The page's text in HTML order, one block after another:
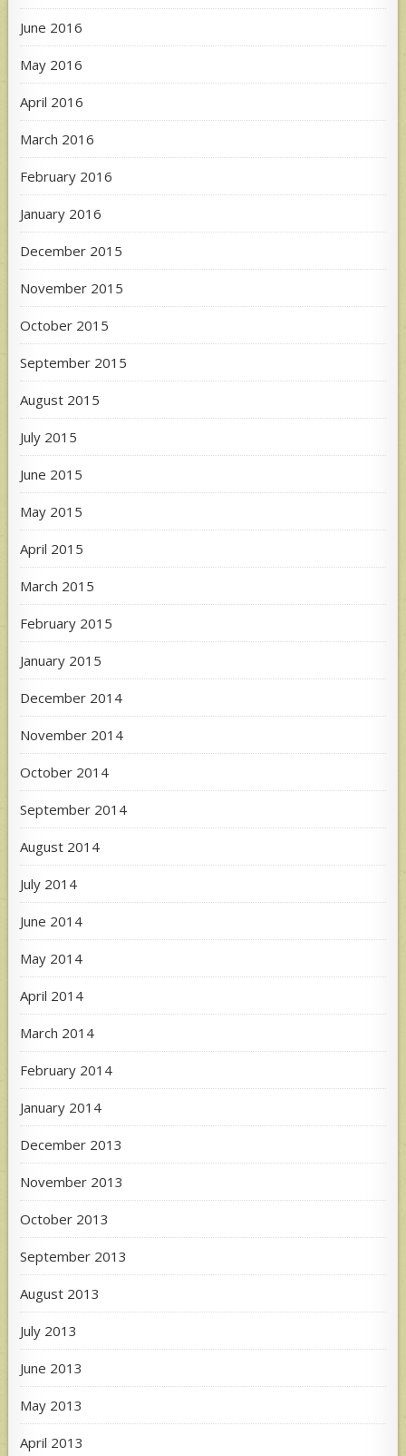
June 2016
May 2016
April 2016
March 2016
February 2016
January 2016
December 2015
November 2015
October 2015
September 2015
August 2015
July 2015
June 2015
May 2015
April 2015
March 2015
February 2015
January 2015
December 2014
November 2014
October 2014
September 2014
August 2014
July 2014
June 2014
May 2014
April 2014
March 2014
February 2014
January 2014
December 2013
November 2013
October 2013
September 2013
August 2013
July 2013
June 2013
May 2013
April 2013